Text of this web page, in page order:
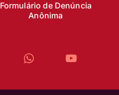
Formulário de Denúncia
Anônima